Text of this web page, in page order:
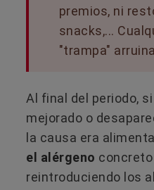
premios, ni
snacks,...
"trampa"
Al final del periodo,
mejorado o
la causa era
el alérgeno
reintroduciendo los